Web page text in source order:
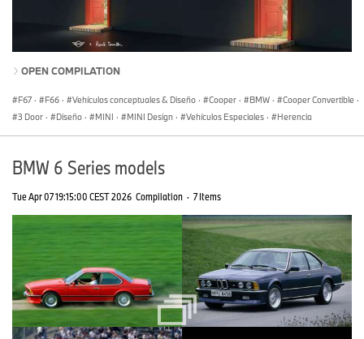
OPEN COMPILATION
F67 · F66 · Vehículos conceptuales & Diseño · Cooper · BMW · Cooper Convertible ·
3 Door · Diseño · MINI · MINI Design · Vehículos Especiales · Herencia
BMW 6 Series models
Tue Apr 07 19:15:00 CEST 2026 Compilation · 7 Items